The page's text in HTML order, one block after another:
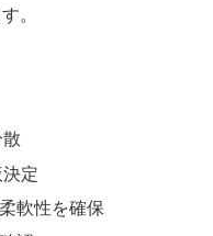
。
定
軟性を確保